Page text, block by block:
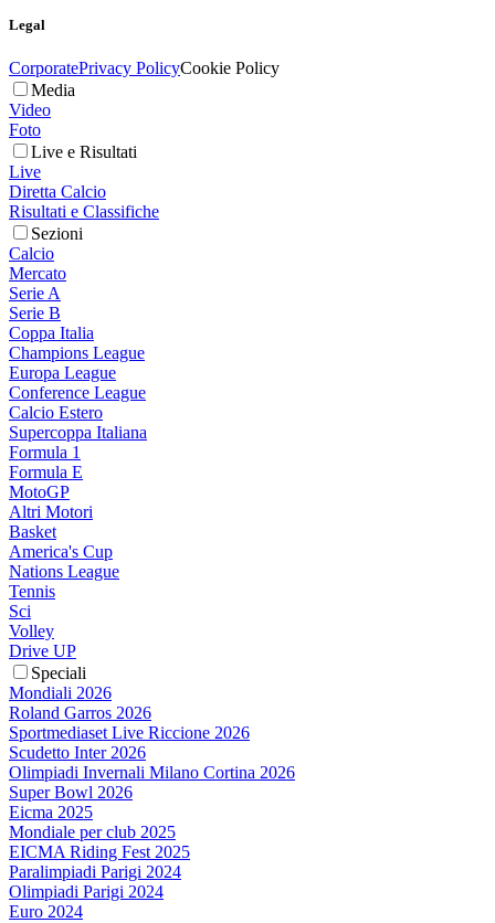
Legal
CorporatePrivacy PolicyCookie Policy
Media
Video
Foto
Live e Risultati
Live
Diretta Calcio
Risultati e Classifiche
Sezioni
Calcio
Mercato
Serie A
Serie B
Coppa Italia
Champions League
Europa League
Conference League
Calcio Estero
Supercoppa Italiana
Formula 1
Formula E
MotoGP
Altri Motori
Basket
America's Cup
Nations League
Tennis
Sci
Volley
Drive UP
Speciali
Mondiali 2026
Roland Garros 2026
Sportmediaset Live Riccione 2026
Scudetto Inter 2026
Olimpiadi Invernali Milano Cortina 2026
Super Bowl 2026
Eicma 2025
Mondiale per club 2025
EICMA Riding Fest 2025
Paralimpiadi Parigi 2024
Olimpiadi Parigi 2024
Euro 2024